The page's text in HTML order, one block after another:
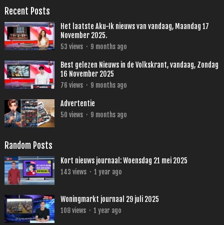
Recent Posts
Het laatste Aku-Ik nieuws van vandaag, Maandag 17
November 2025.
53 views · 9 months ago
Best gelezen Nieuws in de Volkskrant, vandaag, Zondag
16 November 2025
76 views · 9 months ago
Advertentie
50 views · 9 months ago
Random Posts
Kort nieuws journaal: Woensdag 21 mei 2025
143 views · 1 year ago
Woningmarkt journaal 29 juli 2025
108views · 1 year ago